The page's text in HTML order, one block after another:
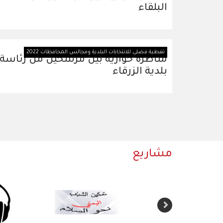
البلقاء
تغطية فضلى للانتخابات البلدية ومجالس المحافظات 2022
مناظرة حوارية بين مرشحين من رئاسة
بلدية الزرقاء
مشاريع